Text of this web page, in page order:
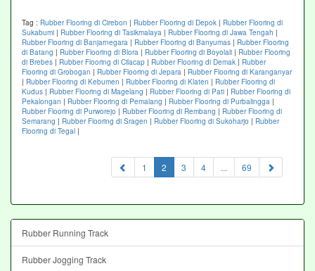
Tag : Rubber Flooring di Cirebon | Rubber Flooring di Depok | Rubber Flooring di
Sukabumi | Rubber Flooring di Tasikmalaya | Rubber Flooring di Jawa Tengah |
Rubber Flooring di Banjarnegara | Rubber Flooring di Banyumas | Rubber Flooring
di Batang | Rubber Flooring di Blora | Rubber Flooring di Boyolali | Rubber Flooring
di Brebes | Rubber Flooring di Cilacap | Rubber Flooring di Demak | Rubber
Flooring di Grobogan | Rubber Flooring di Jepara | Rubber Flooring di Karanganyar
| Rubber Flooring di Kebumen | Rubber Flooring di Klaten | Rubber Flooring di
Kudus | Rubber Flooring di Magelang | Rubber Flooring di Pati | Rubber Flooring di
Pekalongan | Rubber Flooring di Pemalang | Rubber Flooring di Purbalingga |
Rubber Flooring di Purworejo | Rubber Flooring di Rembang | Rubber Flooring di
Semarang | Rubber Flooring di Sragen | Rubber Flooring di Sukoharjo | Rubber
Flooring di Tegal |
1 2 (current)
3 4 ... 69
Rubber Running Track
Rubber Jogging Track